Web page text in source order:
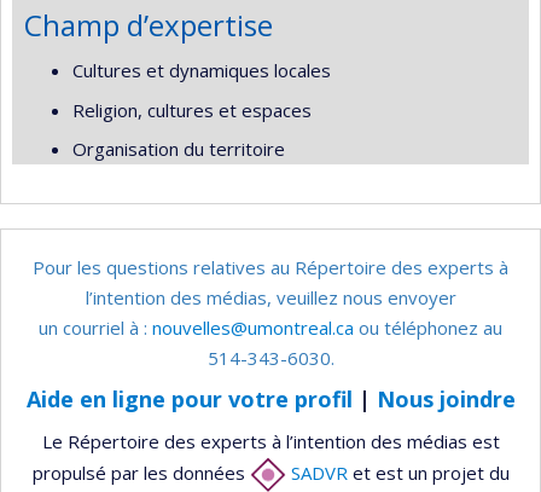
Champ d’expertise
Cultures et dynamiques locales
Religion, cultures et espaces
Organisation du territoire
Pour les questions relatives au Répertoire des experts à
l’intention des médias, veuillez nous envoyer
un courriel à : nouvelles@umontreal.ca ou téléphonez au
514-343-6030.
Aide en ligne pour votre profil | Nous joindre
Le Répertoire des experts à l’intention des médias est
propulsé par les données
SADVR et est un projet du